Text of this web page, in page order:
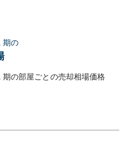
期の
期の部屋ごとの売却相場価格